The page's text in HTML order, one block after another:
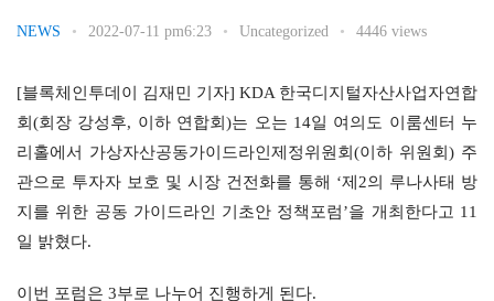
NEWS • 2022-07-11 pm6:23 • Uncategorized • 4446 views
[블록체인투데이 김재민 기자] KDA 한국디지털자산사업자연합
회(회장 강성후, 이하 연합회)는 오는 14일 여의도 이룸센터 누
리홀에서 가상자산공동가이드라인제정위원회(이하 위원회) 주
관으로 투자자 보호 및 시장 건전화를 통해 ‘제2의 루나사태 방
지를 위한 공동 가이드라인 기초안 정책포럼’을 개최한다고 11
일 밝혔다.
이번 포럼은 3부로 나누어 진행하게 된다.